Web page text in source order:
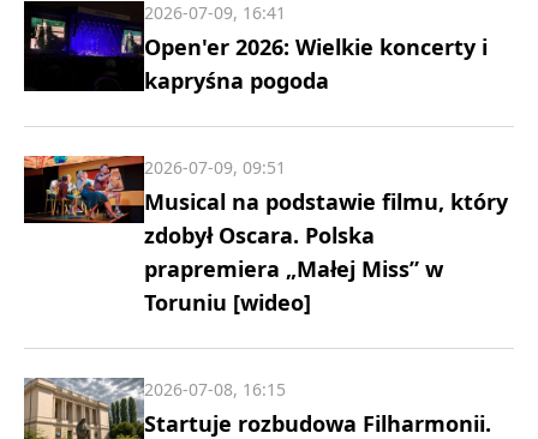
Open'er 2026: Wielkie koncerty i
kapryśna pogoda
2026-07-09, 16:41
Musical na podstawie filmu, który
zdobył Oscara. Polska
prapremiera „Małej Miss” w
Toruniu [wideo]
2026-07-09, 09:51
Startuje rozbudowa Filharmonii.
2026-07-08, 16:15